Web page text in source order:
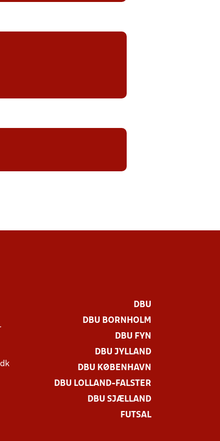
DBU
DBU BORNHOLM
DBU FYN
DBU JYLLAND
DBU KØBENHAVN
DBU LOLLAND-FALSTER
DBU SJÆLLAND
FUTSAL